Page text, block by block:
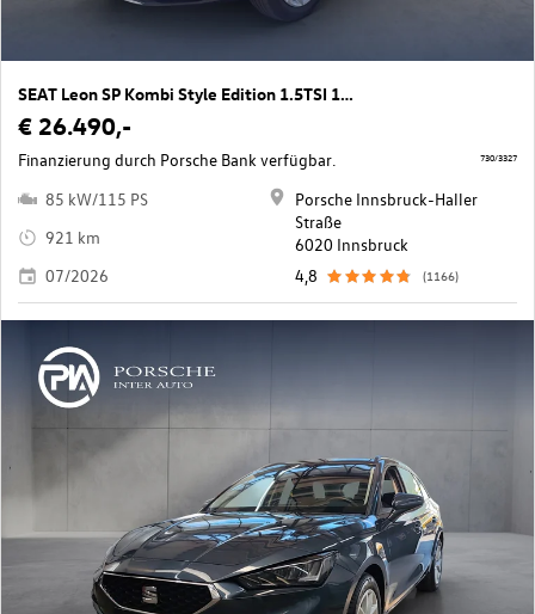
SEAT Leon SP Kombi Style Edition 1.5TSI 115PS
€ 26.490,-
Finanzierung durch Porsche Bank verfügbar.
85 kW/115 PS
921 km
07/2026
Porsche Innsbruck-Haller
Straße
6020 Innsbruck
4,8
(1166)
730/3327